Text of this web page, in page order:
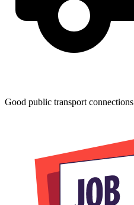
Good public transport connections